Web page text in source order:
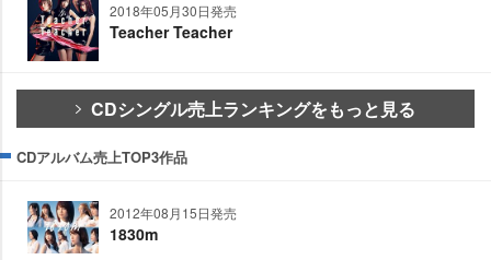
2018年05月30日発売
Teacher Teacher
CDシングル売上ランキングをもっと見る
CDアルバム売上TOP3作品
2012年08月15日発売
1830m